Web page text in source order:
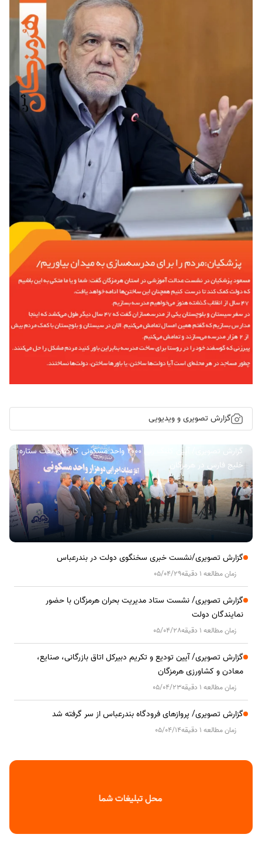
گزارش تصویری و ویدیویی
گزارش تصویری/ آیین کلنگ زنی ۲۰۰۰ واحد مسکونی کارکنان نفت ستاره
خلیج فارس در هرمزگان
گزارش تصویری/نشست خبری سخنگوی دولت در بندرعباس
زمان مطالعه 1 دقیقه 05/04/29
گزارش تصویری/ نشست ستاد مدیریت بحران هرمزگان با حضور
نمایندگان دولت
زمان مطالعه 1 دقیقه 05/04/28
گزارش تصویری/ آیین تودیع و تکریم دبیرکل اتاق بازرگانی، صنایع،
معادن و کشاورزی هرمزگان
زمان مطالعه 1 دقیقه 05/04/23
گزارش تصویری/ پروازهای فرودگاه بندرعباس از سر گرفته شد
زمان مطالعه 1 دقیقه 05/04/14